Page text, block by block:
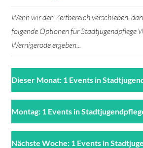
Wenn wir den Zeitbereich verschieben,
folgende Optionen für Stadtjugendpflege
Wernigerode ergeben...
Dieser Monat: 1 Events in
Montag: 1 Events in
Nächste Woche: 1 Events in